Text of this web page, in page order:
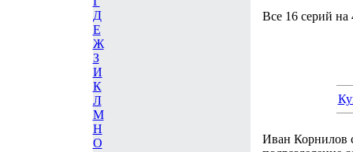
Д
Е
Ж
З
И
К
Л
М
Н
О
Все 16 серий на
Иван Корнилов